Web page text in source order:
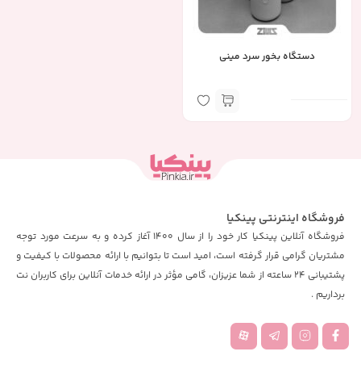
دستگاه بخور سرد مینی
فروشگاه اینترنتی پینکیا
فروشگاه آنلاین پینکیا کار خود را از سال 1400 آغاز کرده و به سرعت مورد توجه
مشتریان گرامی قرار گرفته است، امید است تا بتوانیم با ارائه محصولات با کیفیت و
پشتیبانی 24 ساعته از شما عزیزان، گامی مؤثر در ارائه خدمات آنلاین برای کاربران نت
برداریم .